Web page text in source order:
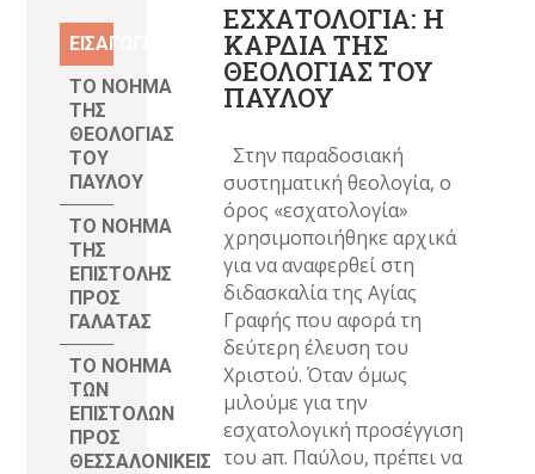
ΕΙΣΑΓΩΓΗ
ΤΟ ΝΟΗΜΑ
ΤΗΣ
ΘΕΟΛΟΓΙΑΣ
ΤΟΥ
ΠΑΥΛΟΥ
ΤΟ ΝΟΗΜΑ
ΤΗΣ
ΕΠΙΣΤΟΛΗΣ
ΠΡΟΣ
ΓΑΛΑΤΑΣ
ΤΟ ΝΟΗΜΑ
ΤΩΝ
ΕΠΙΣΤΟΛΩΝ
ΠΡΟΣ
ΘΕΣΣΑΛΟΝΙΚΕΙΣ
ΕΣΧΑΤΟΛΟΓΙΑ: Η
ΚΑΡΔΙΑ ΤΗΣ
ΘΕΟΛΟΓΙΑΣ ΤΟΥ
ΠΑΥΛΟΥ
Στην παραδοσιακή
συστηματική θεολογία, ο
όρος «εσχατολογία»
χρησιμοποιήθηκε αρχικά
για να αναφερθεί στη
διδασκαλία της Αγίας
Γραφής που αφορά τη
δεύτερη έλευση του
Χριστού. Όταν όμως
μιλούμε για την
εσχατολογική προσέγγιση
τουaπ. Παύλου, πρέπει να